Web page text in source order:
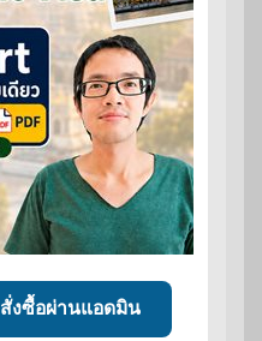
สั่งซื้อผ่านแอดมิน